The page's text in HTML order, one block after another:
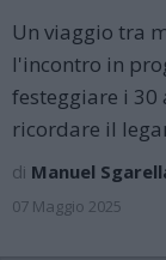
Un viaggio tra
l'incontro in
festeggiare i 30
ricordare il
di Manuel
07 Maggio 2025